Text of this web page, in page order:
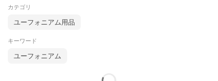
ルブ。
短めの吹込管、形状、材質（洋白）を吟味した吹込桂が音抜けに
カテゴリ
ユーフォニアム用品
キーワード
ユーフォニアム